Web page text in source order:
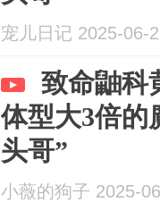
宠儿日记 2025-06-
致命鼬科
体型大3倍的
头哥”
小薇的狗子 2025-